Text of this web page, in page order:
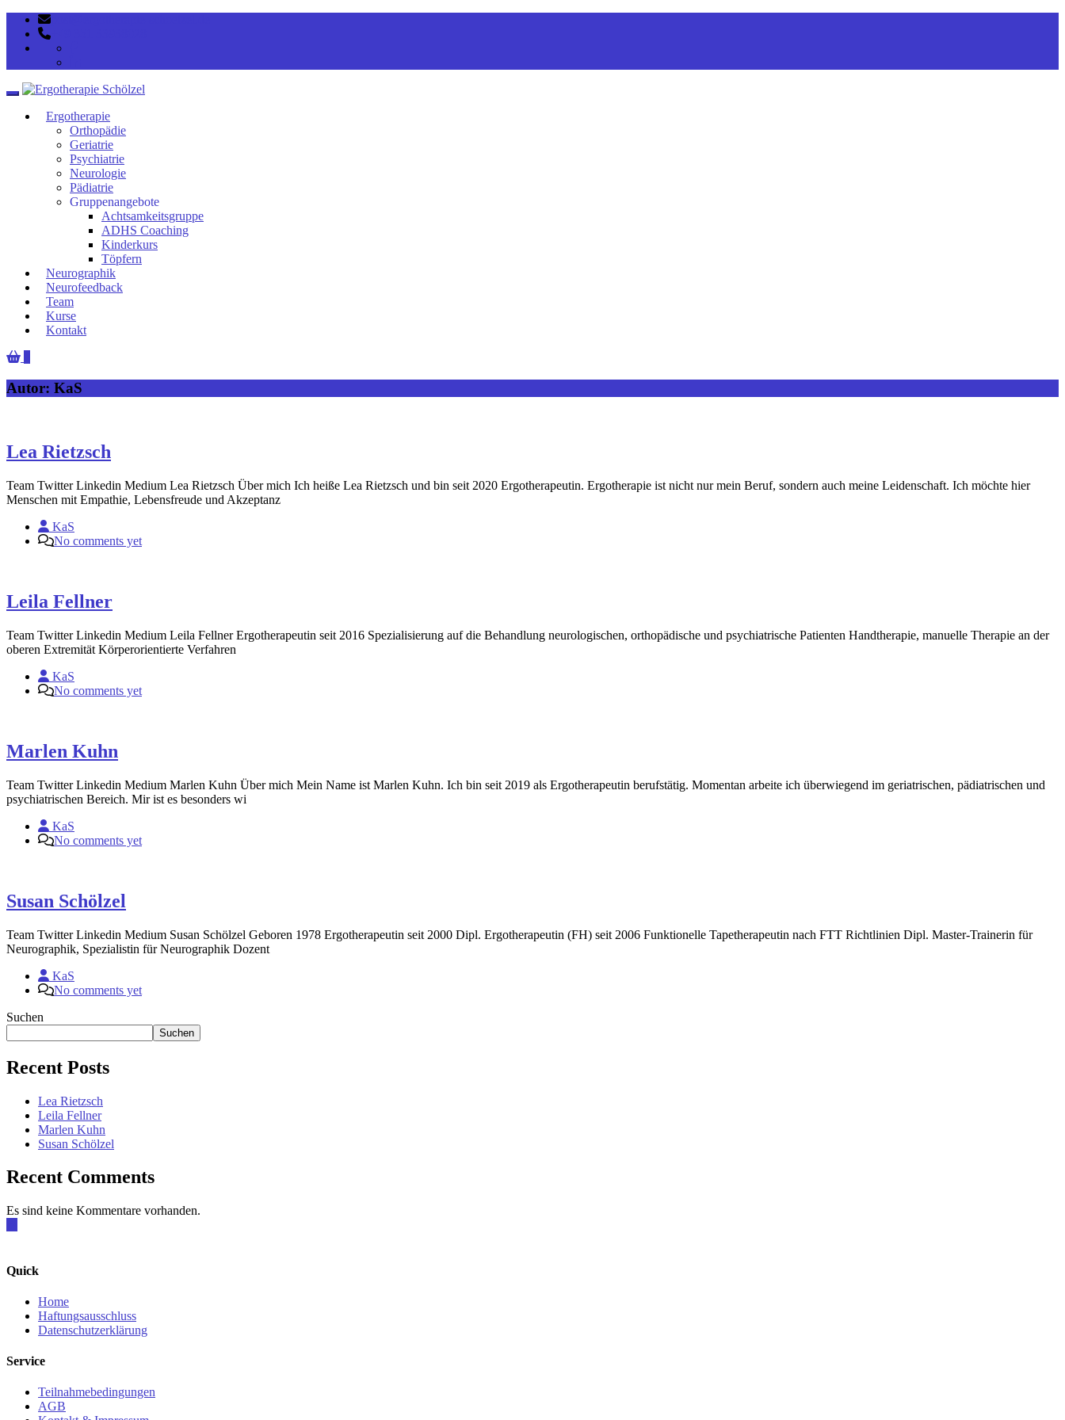
Toggle navigation
Ergotherapie
Orthopädie
Geriatrie
Psychiatrie
Neurologie
Pädiatrie
Gruppenangebote
Achtsamkeitsgruppe
ADHS Coaching
Kinderkurs
Töpfern
Neurographik
Neurofeedback
Team
Kurse
Kontakt
Autor: KaS
Lea Rietzsch
Team Twitter Linkedin Medium Lea Rietzsch Über mich Ich heiße Lea Rietzsch und bin seit 2020 Ergotherapeutin. Ergotherapie ist nicht nur mein Beruf, sondern auch meine Leidenschaft. Ich möchte hier
Menschen mit Empathie, Lebensfreude und Akzeptanz
KaS
No comments yet
Leila Fellner
Team Twitter Linkedin Medium Leila Fellner Ergotherapeutin seit 2016 Spezialisierung auf die Behandlung neurologischen, orthopädische und psychiatrische Patienten Handtherapie, manuelle Therapie an der
oberen Extremität Körperorientierte Verfahren
KaS
No comments yet
Marlen Kuhn
Team Twitter Linkedin Medium Marlen Kuhn Über mich Mein Name ist Marlen Kuhn. Ich bin seit 2019 als Ergotherapeutin berufstätig. Momentan arbeite ich überwiegend im geriatrischen, pädiatrischen und
psychiatrischen Bereich. Mir ist es besonders wi
KaS
No comments yet
Susan Schölzel
Team Twitter Linkedin Medium Susan Schölzel Geboren 1978 Ergotherapeutin seit 2000 Dipl. Ergotherapeutin (FH) seit 2006 Funktionelle Tapetherapeutin nach FTT Richtlinien Dipl. Master-Trainerin für
Neurographik, Spezialistin für Neurographik Dozent
KaS
No comments yet
Suchen
Suchen
Recent Posts
Lea Rietzsch
Leila Fellner
Marlen Kuhn
Susan Schölzel
Recent Comments
Es sind keine Kommentare vorhanden.
Quick
Home
Haftungsausschluss
Datenschutzerklärung
Service
Teilnahmebedingungen
AGB